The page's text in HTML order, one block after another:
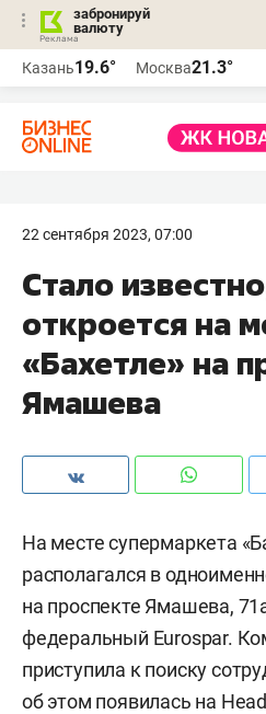
забронируй
валюту
Казань19.6° Москва21.3°
22 сентября 2023, 07:00
Стало
откроется на
«Бахетле» на
Ямашева
На месте супермаркета
располагался в
на проспекте Ямашева,
федеральный Eurospar.
приступила к поиску
об этом появилась на